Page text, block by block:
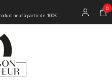
neuf à partir de 100€
0